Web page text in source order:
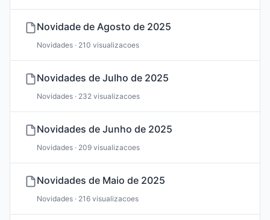
Novidade de Agosto de 2025
Novidades · 210 visualizacoes
Novidades de Julho de 2025
Novidades · 232 visualizacoes
Novidades de Junho de 2025
Novidades · 209 visualizacoes
Novidades de Maio de 2025
Novidades · 216 visualizacoes